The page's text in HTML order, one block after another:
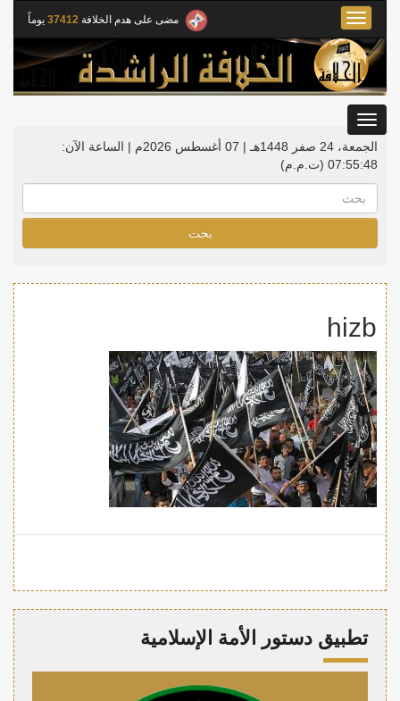
مضى على هدم الخلافة 37412 يوماً
Toggle
navigation
الجمعة، 24 صفر 1448هـ | 07 أغسطس 2026م |
الساعة الآن:
07:55:48 (ت.م.م)
بحث
hizb
تطبيق دستور الأمة الإسلامية